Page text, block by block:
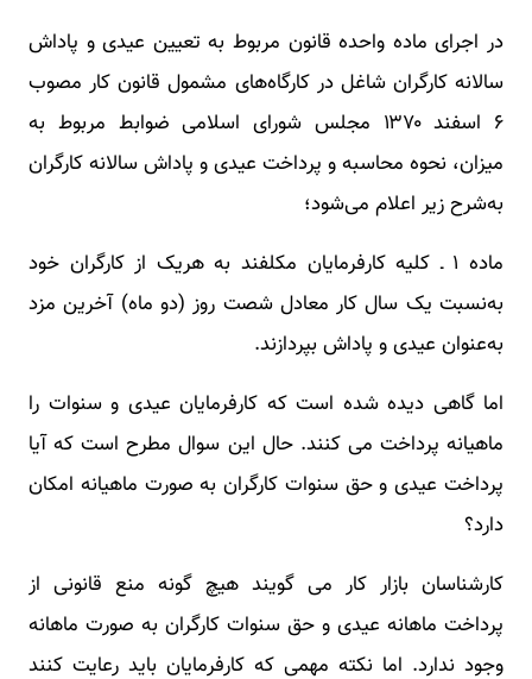
در اجرای ماده واحده قانون مربوط به تعیین عیدی و پاداش
سالانه کارگران شاغل در کارگاه‌های مشمول قانون کار مصوب
۶ اسفند ۱۳۷۰ مجلس شورای اسلامی ضوابط مربوط به
میزان، نحوه محاسبه و پرداخت عیدی و پاداش سالانه کارگران
به‌شرح زیر اعلام می‌شود؛
ماده ۱ ـ کلیه کارفرمایان مکلفند به هریک از کارگران خود
به‌نسبت یک سال کار معادل شصت روز (دو ماه) آخرین مزد
به‌عنوان عیدی و پاداش بپردازند.
اما گاهی دیده شده است که کارفرمایان عیدی و سنوات را
ماهیانه پرداخت می کنند. حال این سوال مطرح است که آیا
پرداخت عیدی و حق سنوات کارگران به صورت ماهیانه امکان
دارد؟
کارشناسان بازار کار می گویند هیچ گونه منع قانونی از
پرداخت ماهانه عیدی و حق سنوات کارگران به صورت ماهانه
وجود ندارد. اما نکته مهمی که کارفرمایان باید رعایت کنند